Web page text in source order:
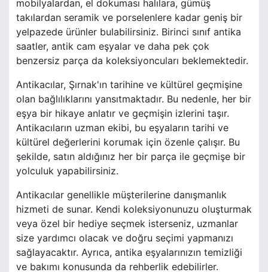
mobilyalardan, el dokuması halılara, gümüş
takılardan seramik ve porselenlere kadar geniş bir
yelpazede ürünler bulabilirsiniz. Birinci sınıf antika
saatler, antik cam eşyalar ve daha pek çok
benzersiz parça da koleksiyoncuları beklemektedir.
Antikacılar, Şırnak'ın tarihine ve kültürel geçmişine
olan bağlılıklarını yansıtmaktadır. Bu nedenle, her bir
eşya bir hikaye anlatır ve geçmişin izlerini taşır.
Antikacıların uzman ekibi, bu eşyaların tarihi ve
kültürel değerlerini korumak için özenle çalışır. Bu
şekilde, satın aldığınız her bir parça ile geçmişe bir
yolculuk yapabilirsiniz.
Antikacılar genellikle müşterilerine danışmanlık
hizmeti de sunar. Kendi koleksiyonunuzu oluşturmak
veya özel bir hediye seçmek isterseniz, uzmanlar
size yardımcı olacak ve doğru seçimi yapmanızı
sağlayacaktır. Ayrıca, antika eşyalarınızın temizliği
ve bakımı konusunda da rehberlik edebilirler.